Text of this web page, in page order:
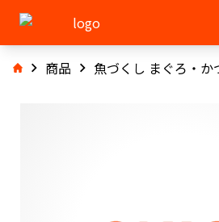
商品 魚づくし まぐろ・か